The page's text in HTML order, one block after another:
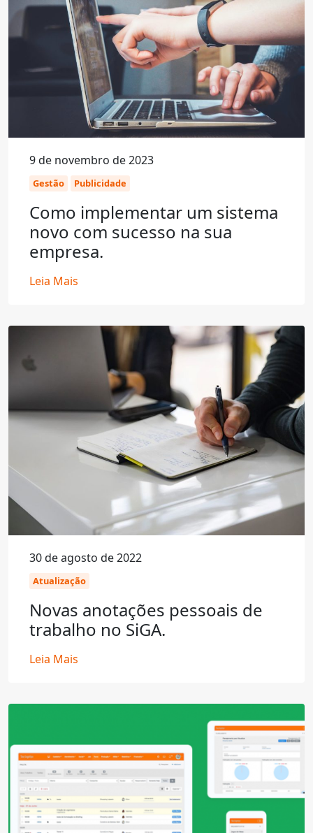
9 de novembro de 2023
Gestão Publicidade
Como implementar um sistema
novo com sucesso na sua
empresa.
Leia Mais
30 de agosto de 2022
Atualização
Novas anotações pessoais de
trabalho no SiGA.
Leia Mais